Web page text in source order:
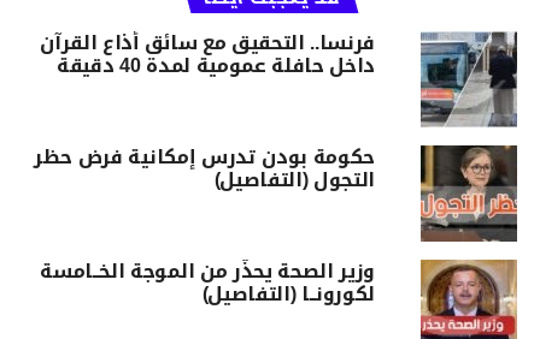
فرنسا.. التحقيق مع سائق أذاع القرآن
داخل حافلة عمومية لمدة 40 دقيقة
حكومة بودن تدرس إمكانية فرض حظر
التجول (التفاصيل)
وزير الصحة يحذّر من الموجة الخــامسة
لكورونــا (التفاصيل)